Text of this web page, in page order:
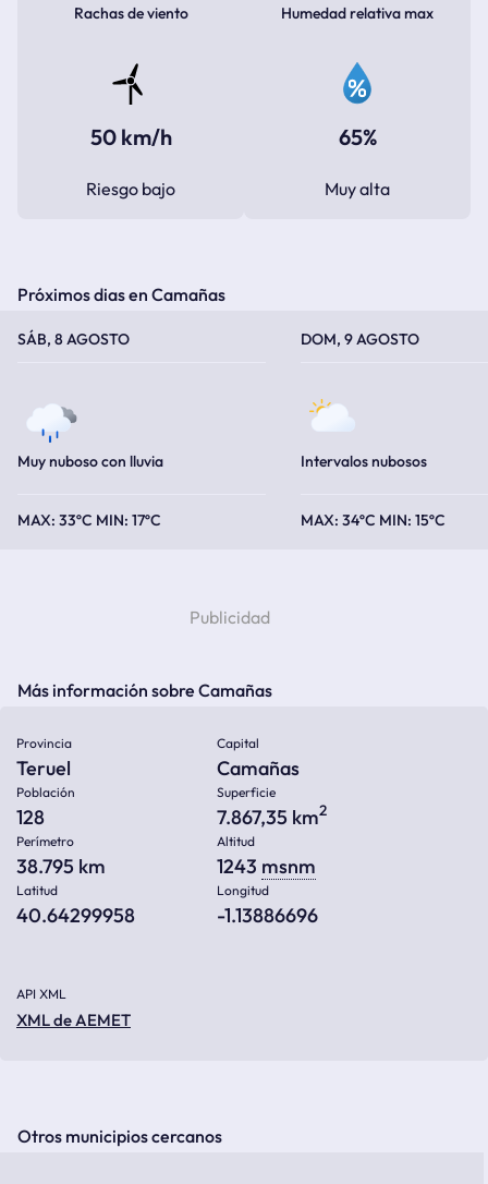
Rachas de viento
50 km/h
Riesgo bajo
Humedad relativa max
65%
Muy alta
Próximos dias en Camañas
SÁB, 8 AGOSTO
Muy nuboso con lluvia
33ºC 17ºC
DOM, 9 AGOSTO
Intervalos nubosos
34ºC 15ºC
Más información sobre Camañas
Provincia
Teruel
Capital
Camañas
Población
128
Superficie
7.867,35 km2
Perímetro
38.795 km
Altitud
1243 msnm
Latitud
40.64299958
Longitud
-1.13886696
API XML
XML de AEMET
Otros municipios cercanos